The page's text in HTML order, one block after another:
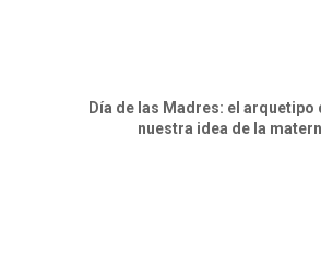
Día de las Madres: el arquetipo
nuestra idea de la